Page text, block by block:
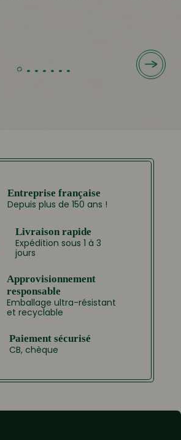
Entreprise française
Depuis plus de 150 ans !
Livraison rapide
Expédition sous 1 à 3
jours
Approvisionnement
responsable
Emballage ultra-résistant
et recyclable
Paiement sécurisé
CB, chèque